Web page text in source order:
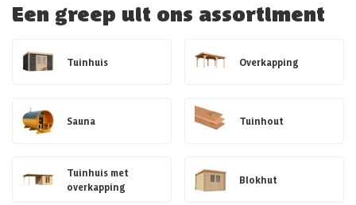
Een greep uit ons assortiment
Tuinhuis Overkapping
Sauna Tuinhout
Tuinhuis met
overkapping
Blokhut